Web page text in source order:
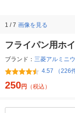
1 / 7 画像を見る
フライパン用ホ
ブランド： 三菱アルミニ
4.57 （226
250円 （税込）